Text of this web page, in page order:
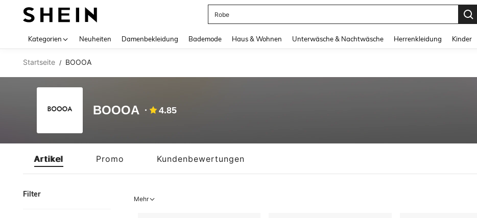
Jumpsuit Damen
Kategorien Neuheiten Damenbekleidung Bademode Haus & Wohnen Unterwäsche & Nachtwäsche Herrenkleidung Kinder
Startseite / BOOOA
BOOOA 4.85
Artikel Promo Kundenbewertungen
Filter
Mehr